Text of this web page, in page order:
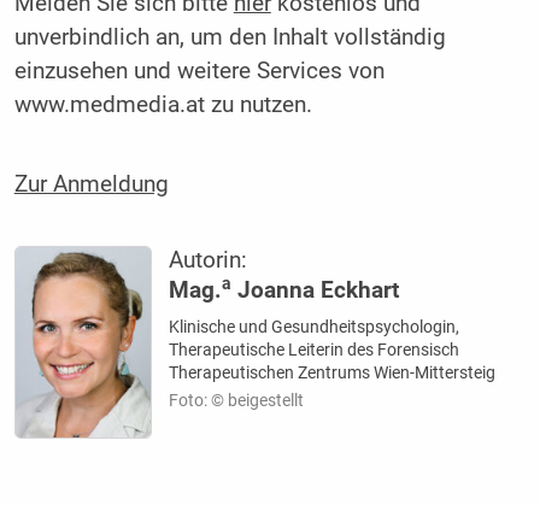
unverbindlich an, um den Inhalt vollständig
einzusehen und weitere Services von
www.medmedia.at zu nutzen.
Zur Anmeldung
Autorin:
Mag.a Joanna Eckhart
Klinische und Gesundheitspsychologin,
Therapeutische Leiterin des Forensisch
Therapeutischen Zentrums Wien-Mittersteig
Foto: © beigestellt